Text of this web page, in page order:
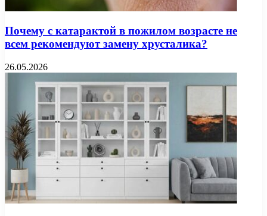
Почему с катарактой в пожилом возрасте не
всем рекомендуют замену хрусталика?
26.05.2026